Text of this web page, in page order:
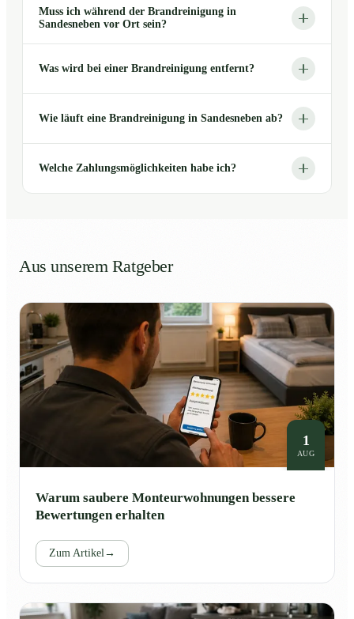
Muss ich während der Brandreinigung in
Sandesneben vor Ort sein?
Was wird bei einer Brandreinigung entfernt?
Wie läuft eine Brandreinigung in Sandesneben ab?
Welche Zahlungsmöglichkeiten habe ich?
Aus unserem Ratgeber
1
AUG
Warum saubere Monteurwohnungen bessere
Bewertungen erhalten
Zum Artikel→